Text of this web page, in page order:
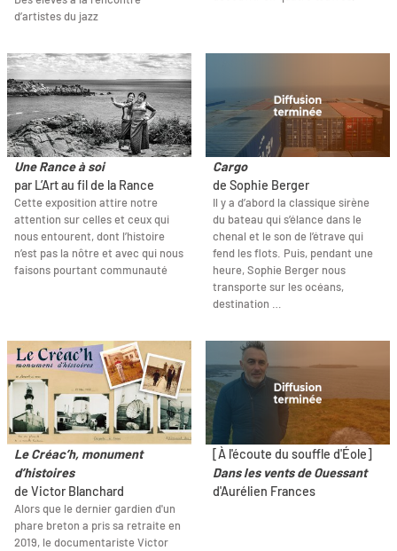
d’artistes du jazz
Une Rance à soi
par L’Art au fil de la Rance
Cette exposition attire notre
attention sur celles et ceux qui
nous entourent, dont l’histoire
n’est pas la nôtre et avec qui nous
faisons pourtant communauté
Cargo
de Sophie Berger
Il y a d’abord la classique sirène
du bateau qui s’élance dans le
chenal et le son de l’étrave qui
fend les flots. Puis, pendant une
heure, Sophie Berger nous
transporte sur les océans,
destination …
Le Créac’h, monument
d’histoires
de Victor Blanchard
Alors que le dernier gardien d'un
phare breton a pris sa retraite en
2019, le documentariste Victor
[À l'écoute du souffle d'Éole]
Dans les vents de Ouessant
d'Aurélien Frances